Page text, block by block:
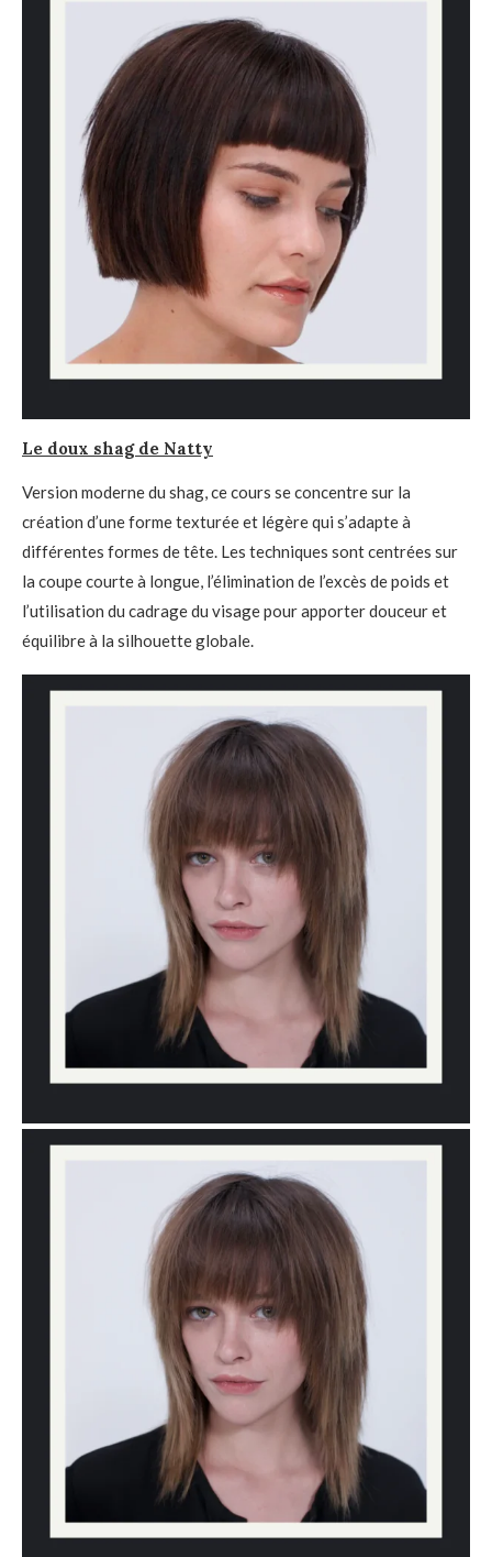
Le doux shag de Natty
Version moderne du shag, ce cours se concentre sur la
création d’une forme texturée et légère qui s’adapte à
différentes formes de tête. Les techniques sont centrées sur
la coupe courte à longue, l’élimination de l’excès de poids et
l’utilisation du cadrage du visage pour apporter douceur et
équilibre à la silhouette globale.